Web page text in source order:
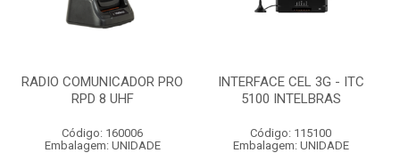
RADIO COMUNICADOR PRO
RPD 8 UHF
Código: 160006
Embalagem: UNIDADE
INTERFACE CEL 3G - ITC
5100 INTELBRAS
Código: 115100
Embalagem: UNIDADE